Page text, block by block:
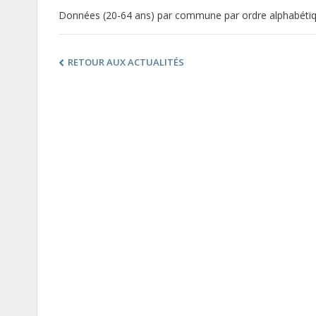
Données (20-64 ans) par commune par ordre
RETOUR AUX ACTUALITÉS